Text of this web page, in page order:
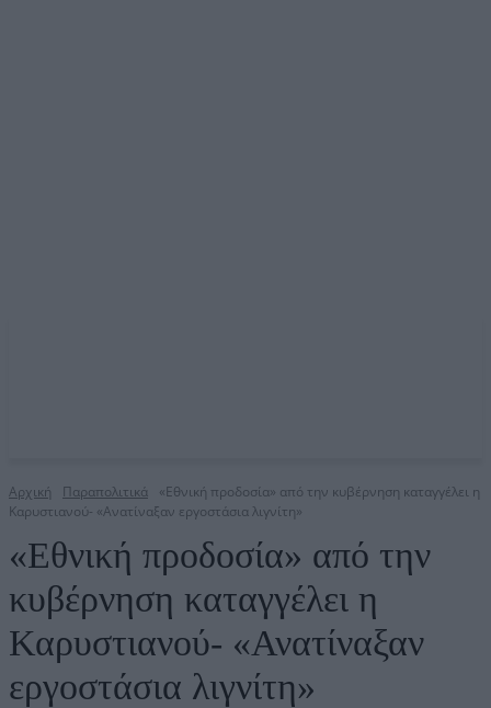
Αρχική Παραπολιτικά
«Εθνική προδοσία» από την κυβέρνηση καταγγέλει η
Καρυστιανού- «Ανατίναξαν εργοστάσια λιγνίτη»
«Εθνική προδοσία» από την
κυβέρνηση καταγγέλει η
Καρυστιανού- «Ανατίναξαν
εργοστάσια λιγνίτη»